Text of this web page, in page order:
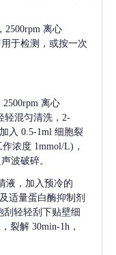
2500rpm 离心
于检测，或按一次
2500rpm 离心
轻混匀清洗，2-
入 0.5-1ml 细胞裂
浓度 1mmol/L)，
波破碎。
液，加入预冷的
适量蛋白酶抑制剂
刮轻轻刮下贴壁细
裂解 30min-1h，